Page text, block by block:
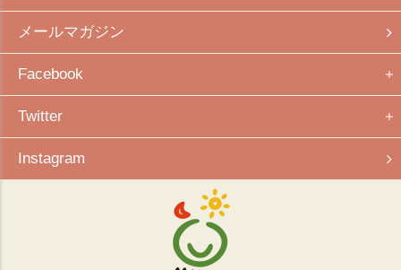
メールマガジン
Facebook
Twitter
Instagram